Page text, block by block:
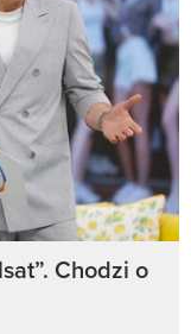
Chodzi o